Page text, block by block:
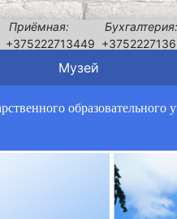
Приёмная:
+375222713449
Бухгалтерия:
Музей